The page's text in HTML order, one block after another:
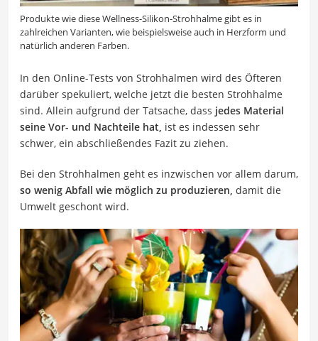
Produkte wie diese Wellness-Silikon-Strohhalme gibt es in
zahlreichen Varianten, wie beispielsweise auch in Herzform und
natürlich anderen Farben.
In den Online-Tests von Strohhalmen wird des Öfteren
darüber spekuliert, welche jetzt die besten Strohhalme
sind. Allein aufgrund der Tatsache, dass jedes Material
seine Vor- und Nachteile hat, ist es indessen sehr
schwer, ein abschließendes Fazit zu ziehen.
Bei den Strohhalmen geht es inzwischen vor allem darum,
so wenig Abfall wie möglich zu produzieren, damit die
Umwelt geschont wird.